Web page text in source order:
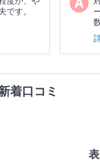
です。
着口コミ